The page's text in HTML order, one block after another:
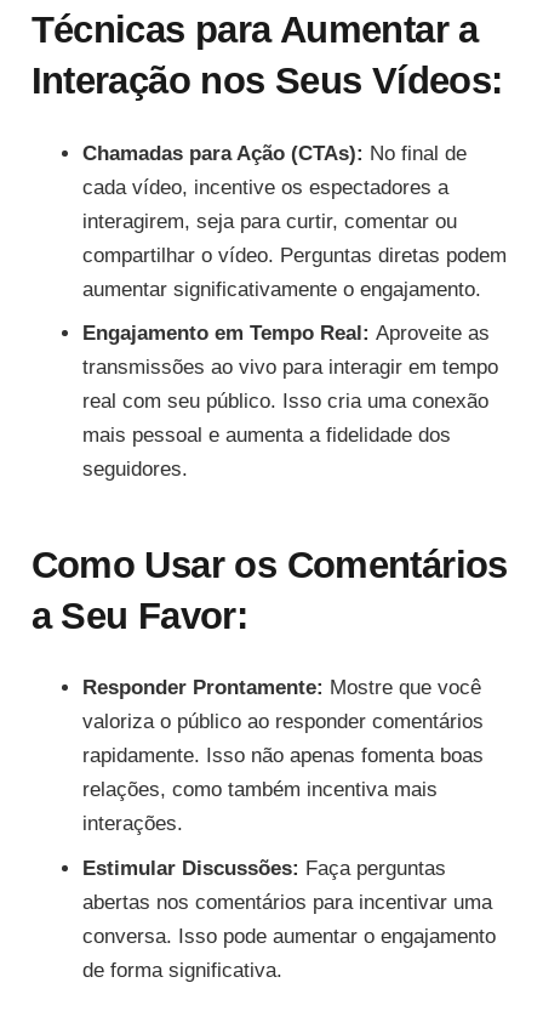
Técnicas para Aumentar a
Interação nos Seus Vídeos:
Chamadas para Ação (CTAs): No final de
cada vídeo, incentive os espectadores a
interagirem, seja para curtir, comentar ou
compartilhar o vídeo. Perguntas diretas podem
aumentar significativamente o engajamento.
Engajamento em Tempo Real: Aproveite as
transmissões ao vivo para interagir em tempo
real com seu público. Isso cria uma conexão
mais pessoal e aumenta a fidelidade dos
seguidores.
Como Usar os Comentários
a Seu Favor:
Responder Prontamente: Mostre que você
valoriza o público ao responder comentários
rapidamente. Isso não apenas fomenta boas
relações, como também incentiva mais
interações.
Estimular Discussões: Faça perguntas
abertas nos comentários para incentivar uma
conversa. Isso pode aumentar o engajamento
de forma significativa.